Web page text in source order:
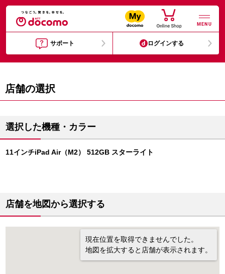
MENU
サポート ログインする
店舗の選択
選択した機種・カラー
11インチiPad Air（M2） 512GB スターライト
店舗を地図から選択する
現在位置を取得できませんでした。
地図を拡大すると店舗が表示されます。